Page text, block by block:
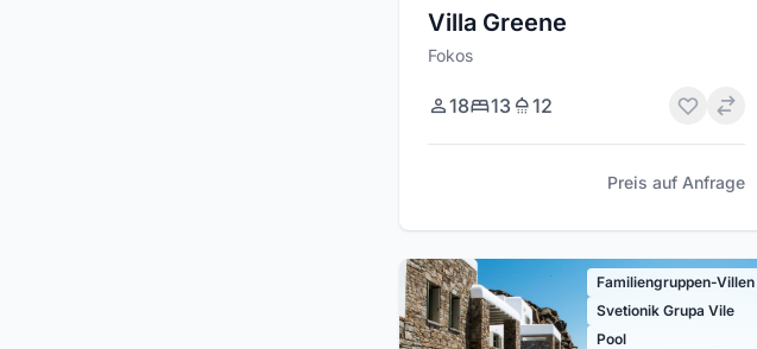
Villa Greene
Fokos
18 13 12
Preis auf Anfrage
Familiengruppen-Villen
Svetionik Grupa Vile
Pool